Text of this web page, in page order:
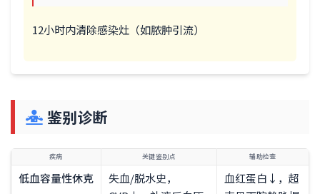
12小时内清除感染灶（如脓肿引流）
鉴别诊断
疾病 关键鉴别点 辅助检查
低血容量性休克
失血/脱水史，
血红蛋白↓，超